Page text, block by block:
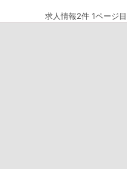
求人情報2件 1ページ目